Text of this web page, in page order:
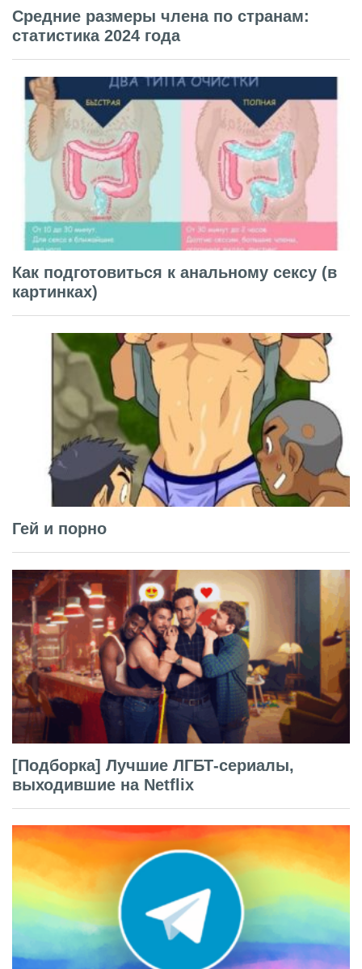
Средние размеры члена по странам:
статистика 2024 года
Как подготовиться к анальному сексу (в
картинках)
Гей и порно
[Подборка] Лучшие ЛГБТ-сериалы,
выходившие на Netflix